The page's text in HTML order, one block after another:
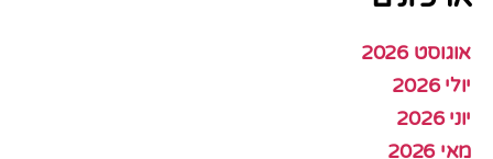
אוגוסט 2026
יולי 2026
יוני 2026
מאי 2026